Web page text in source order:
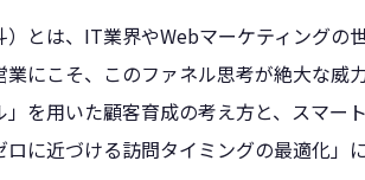
）とは、IT業界やWebマーケティングの
業にこそ、このファネル思考が絶大な威
」を用いた顧客育成の考え方と、スマー
ロに近づける訪問タイミングの最適化」